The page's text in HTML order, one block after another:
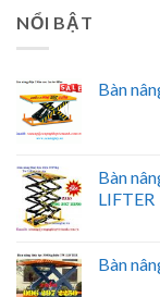
NỔI BẬT
Bàn
Bàn
LIFTER
Bàn